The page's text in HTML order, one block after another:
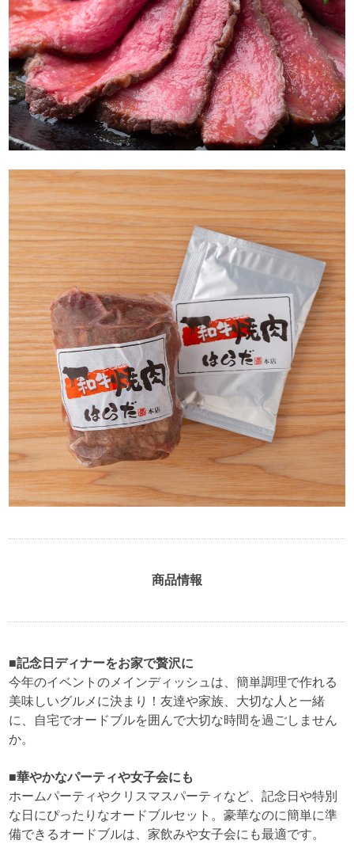
商品情報
■記念日ディナーをお家で贅沢に
今年のイベントのメインディッシュは、簡単調理で作れる
美味しいグルメに決まり！友達や家族、大切な人と一緒
に、自宅でオードブルを囲んで大切な時間を過ごしません
か。
■華やかなパーティや女子会にも
ホームパーティやクリスマスパーティなど、記念日や特別
な日にぴったりなオードブルセット。豪華なのに簡単に準
備できるオードブルは、家飲みや女子会にも最適です。